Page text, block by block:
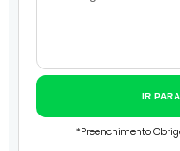
IR
*Preenchimento